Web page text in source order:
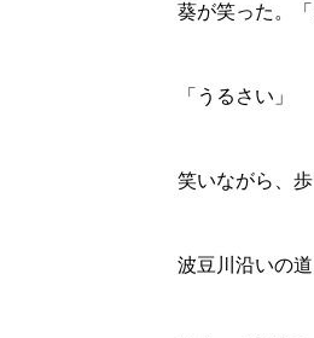
葵が笑った。
「うるさい」
笑いながら、歩
波豆川沿いの